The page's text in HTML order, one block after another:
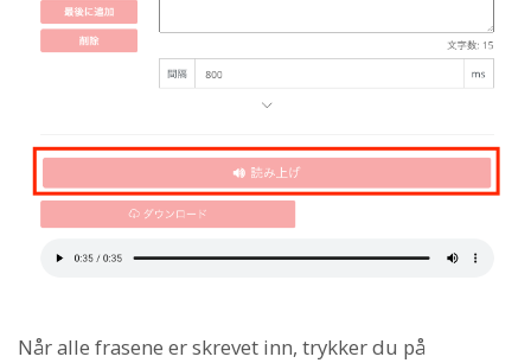
Når alle frasene er skrevet inn, trykker du på